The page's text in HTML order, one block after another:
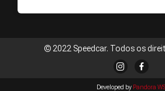
© 2022 Speedcar. Todos os
Developed by Pandora WS